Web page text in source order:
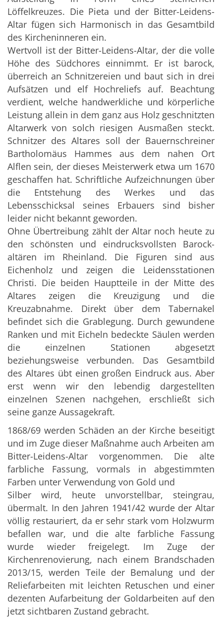
Löffelkreuzes. Die Pieta und der Bitter-Leidens-
Altar fügen sich Harmonisch in das Gesamtbild
des Kircheninneren ein.
Wertvoll ist der Bitter-Leidens-Altar, der die volle
Höhe des Südchores einnimmt. Er ist barock,
überreich an Schnitzereien und baut sich in drei
Aufsätzen und elf Hochreliefs auf. Beachtung
verdient, welche handwerkliche und körperliche
Leistung allein in dem ganz aus Holz geschnitzten
Altarwerk von solch riesigen Ausmaßen steckt.
Schnitzer des Altares soll der Bauernschreiner
Bartholomäus Hammes aus dem nahen Ort
Alflen sein, der dieses Meisterwerk etwa um 1670
geschaffen hat. Schriftliche Aufzeichnungen über
die Entstehung des Werkes und das
Lebensschicksal seines Erbauers sind bisher
leider nicht bekannt geworden.
Ohne Übertreibung zählt der Altar noch heute zu
den schönsten und eindrucksvollsten Barock-
altären im Rheinland. Die Figuren sind aus
Eichenholz und zeigen die Leidensstationen
Christi. Die beiden Hauptteile in der Mitte des
Altares zeigen die Kreuzigung und die
Kreuzabnahme. Direkt über dem Tabernakel
befindet sich die Grablegung. Durch gewundene
Ranken und mit Eicheln bedeckte Säulen werden
die einzelnen Stationen abgesetzt
beziehungsweise verbunden. Das Gesamtbild
des Altares übt einen großen Eindruck aus. Aber
erst wenn wir den lebendig dargestellten
einzelnen Szenen nachgehen, erschließt sich
seine ganze Aussagekraft.
1868/69 werden Schäden an der Kirche beseitigt
und im Zuge dieser Maßnahme auch Arbeiten am
Bitter-Leidens-Altar vorgenommen. Die alte
farbliche Fassung, vormals in abgestimmten
Farben unter Verwendung von Gold und
Silber wird, heute unvorstellbar, steingrau,
übermalt. In den Jahren 1941/42 wurde der Altar
völlig restauriert, da er sehr stark vom Holzwurm
befallen war, und die alte farbliche Fassung
wurde wieder freigelegt. Im Zuge der
Kirchenrenovierung, nach einem Brandschaden
2013/15, werden Teile der Bemalung und der
Reliefarbeiten mit leichten Retuschen und einer
dezenten Aufarbeitung der Goldarbeiten auf den
jetzt sichtbaren Zustand gebracht.